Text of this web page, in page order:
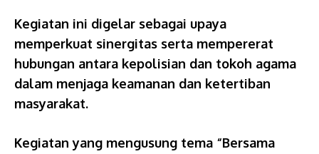
Kegiatan ini digelar sebagai upaya
memperkuat sinergitas serta mempererat
hubungan antara kepolisian dan tokoh agama
dalam menjaga keamanan dan ketertiban
masyarakat.
Kegiatan yang mengusung tema “Bersama